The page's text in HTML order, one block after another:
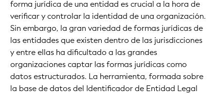
forma jurídica de una entidad es crucial a la hora de
verificar y controlar la identidad de una organización.
Sin embargo, la gran variedad de formas jurídicas de
las entidades que existen dentro de las jurisdicciones
y entre ellas ha dificultado a las grandes
organizaciones captar las formas jurídicas como
datos estructurados. La herramienta, formada sobre
la base de datos del Identificador de Entidad Legal